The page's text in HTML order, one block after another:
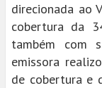
direcionada ao
cobertura da
também com
emissora
de cobertura e